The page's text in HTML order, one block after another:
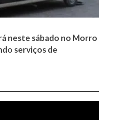
neste sábado no Morro
serviços de